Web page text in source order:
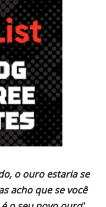
o ouro estaria se
acho que se você